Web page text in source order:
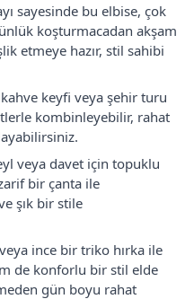
sayesinde bu elbise, çok
koşturmacadan akşam
etmeye hazır, stil sahibi
keyfi veya şehir turu
kombinleyebilir, rahat
veya davet için topuklu
bir çanta ile
şık bir stile
ince bir triko hırka ile
de konforlu bir stil elde
gün boyu rahat